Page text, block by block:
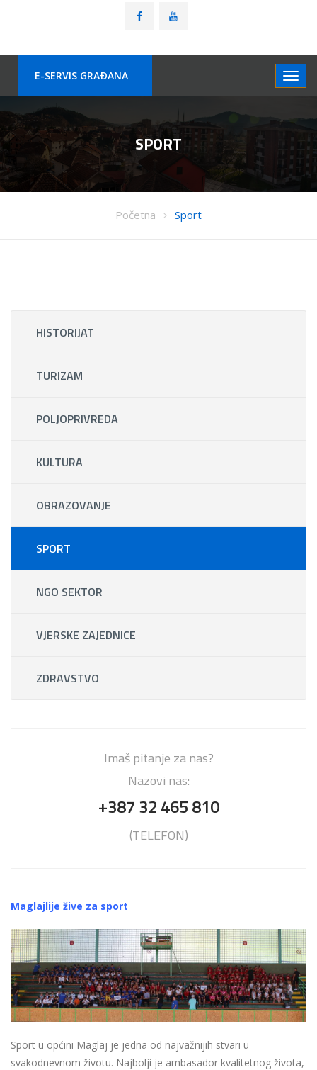
E-SERVIS GRAÐANA
SPORT
Početna Sport
HISTORIJAT
TURIZAM
POLJOPRIVREDA
KULTURA
OBRAZOVANJE
SPORT
NGO SEKTOR
VJERSKE ZAJEDNICE
ZDRAVSTVO
Imaš pitanje za nas?
Nazovi nas:
+387 32 465 810
(TELEFON)
Maglajlije žive za sport
Sport u općini Maglaj je jedna od najvažnijih stvari u
svakodnevnom životu. Najbolji je ambasador kvalitetnog života,